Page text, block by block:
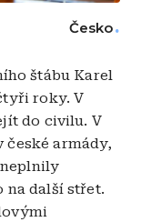
Česko
štábu Karel
roky. V
do civilu. V
armády,
na další střet.